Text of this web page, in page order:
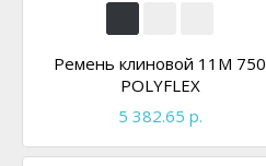
Ремень клиновой 11M 750
POLYFLEX
5 382.65 р.